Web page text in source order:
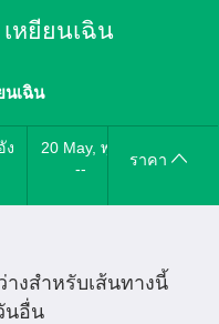
เหยียนเฉิน
นเฉิน
ง
20 May, พุธ
--
ราคา
งสำหรับเส้นทางนี้
นอื่น